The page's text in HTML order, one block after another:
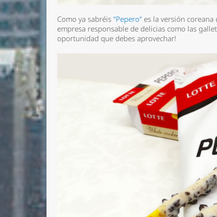
Como ya sabréis“Pepero” es la versión
empresa responsable de delicias como las
oportunidad que debes aprovechar!